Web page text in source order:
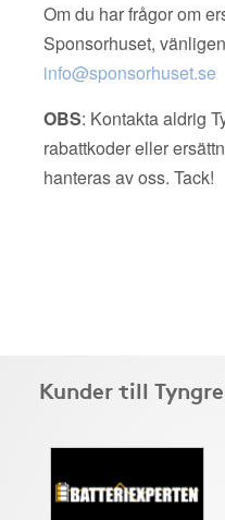
Om du har frågor om
Sponsorhuset,
info@sponsorhuset.se
OBS: Kontakta aldrig
rabattkoder eller
hanteras av oss. Tack!
Kunder till